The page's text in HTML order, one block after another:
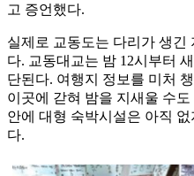
고 증언했다.
실제로 교동도는 다리가 생긴
다. 교동대교는 밤 12시부터
단된다. 여행지 정보를 미처
이곳에 갇혀 밤을 지새울 수
안에 대형 숙박시설은 아직
다.